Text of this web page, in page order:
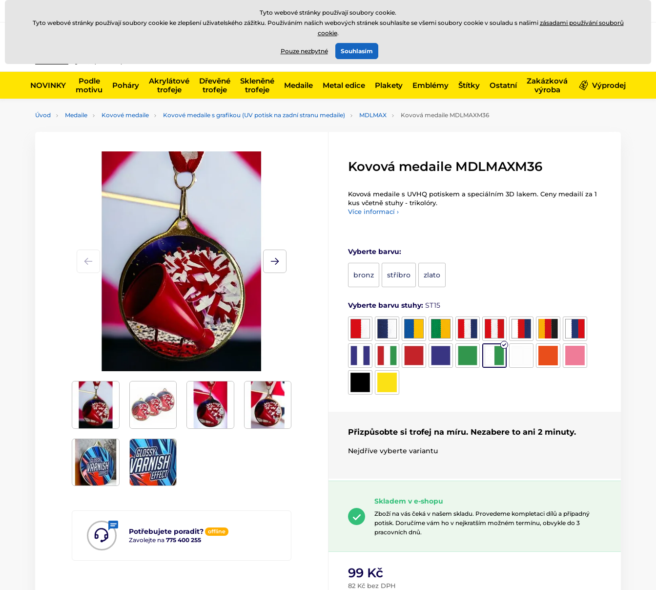
775 400 255
Zavolejte nám
NOVINKY
Podle
motivu
Poháry
Akrylátové
trofeje
Dřevěné
trofeje
Skleněné
trofeje
Medaile Metal edice Plakety Emblémy Štítky Ostatní
Zakázková
výroba
Výprodej
Úvod Medaile Kovové medaile Kovové medaile s grafikou (UV potisk na zadní stranu medaile) MDLMAX Kovová medaile MDLMAXM36
Potřebujete poradit? offline
Zavolejte na 775 400 255
Kovová medaile MDLMAXM36
Kovová medaile s UVHQ potiskem a speciálním 3D lakem. Ceny medailí za 1
kus včetně stuhy - trikolóry.
Více informací ›
Vyberte barvu:
bronz stříbro zlato
Vyberte barvu stuhy: ST15
Přizpůsobte si trofej na míru. Nezabere to ani 2 minuty.
Nejdříve vyberte variantu
Skladem v e-shopu
Zboží na vás čeká v našem skladu. Provedeme kompletaci dílů a případný
potisk. Doručíme vám ho v nejkratším možném termínu, obvykle do 3
pracovních dnů.
99 Kč
82 Kč bez DPH
Tyto webové stránky používají soubory cookie.
Tyto webové stránky používají soubory cookie ke zlepšení uživatelského zážitku. Používáním našich webových stránek souhlasíte se všemi soubory cookie v souladu s našimi zásadami používání souborů
cookie.
Pouze nezbytné Souhlasím